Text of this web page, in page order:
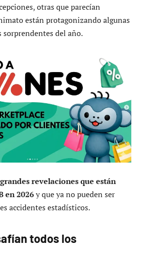
otras que parecían
están protagonizando algunas
sorprendentes del año.
revelaciones que están
en 2026y que ya no pueden ser
accidentes estadísticos.
todos los